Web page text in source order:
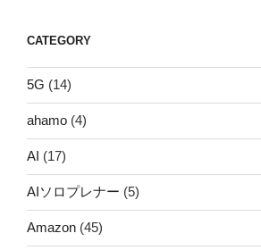
CATEGORY
5G (14)
ahamo (4)
AI (17)
AIソロプレナー (5)
Amazon (45)